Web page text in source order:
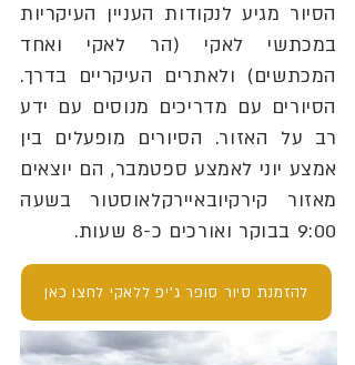
הסיור מגיע לנקודות העניין העיקריות
במכתשי לאקי (הר לאקי ואחד
המכתשים) ולאתרים העיקריים בדרך.
הסיורים עם מדריכים מנוסים עם ידע
רב על האזור. הסיורים מופעלים בין
אמצע יוני לאמצע ספטמבר, הם יוצאים
מאזור קירקיובאיירקלאוסטור בשעה
9:00 בבוקר ואורכים כ-8 שעות.
להזמנת סיור סופר ג'יפ ללאקי לחצו כאן